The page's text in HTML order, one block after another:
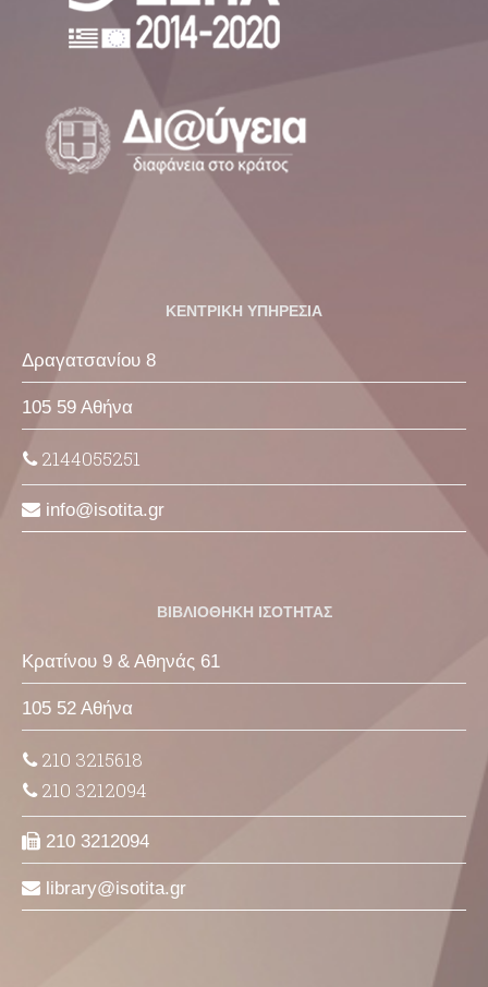
ΚΕΝΤΡΙΚΗ ΥΠΗΡΕΣΙΑ
Δραγατσανίου 8
105 59 Αθήνα
2144055251
info isotita gr
ΒΙΒΛΙΟΘΗΚΗ ΙΣΟΤΗΤΑΣ
Κρατίνου 9 & Αθηνάς 61
105 52 Αθήνα
210 3215618
210 3212094
210 3212094
library isotita gr